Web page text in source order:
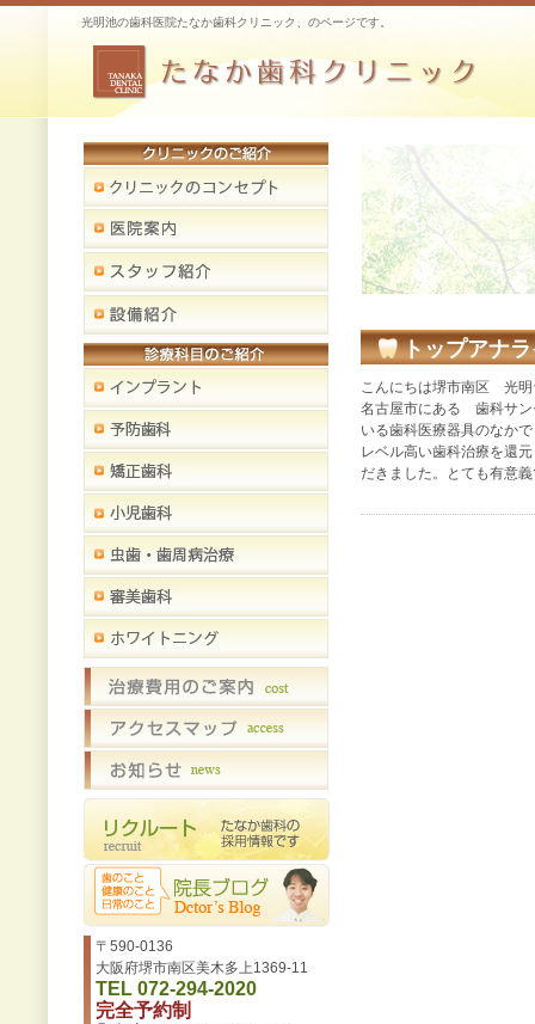
光明池の歯科医院たなか歯科クリニック、のページです。
トップアナ
こんにちは堺市南区 光
名古屋市にある 歯科サン
いる歯科医療器具のなか
レベル高い歯科治療を還
だきました。とても有意
〒590-0136
大阪府堺市南区美木多上1369-11
TEL 072-294-2020
完全予約制